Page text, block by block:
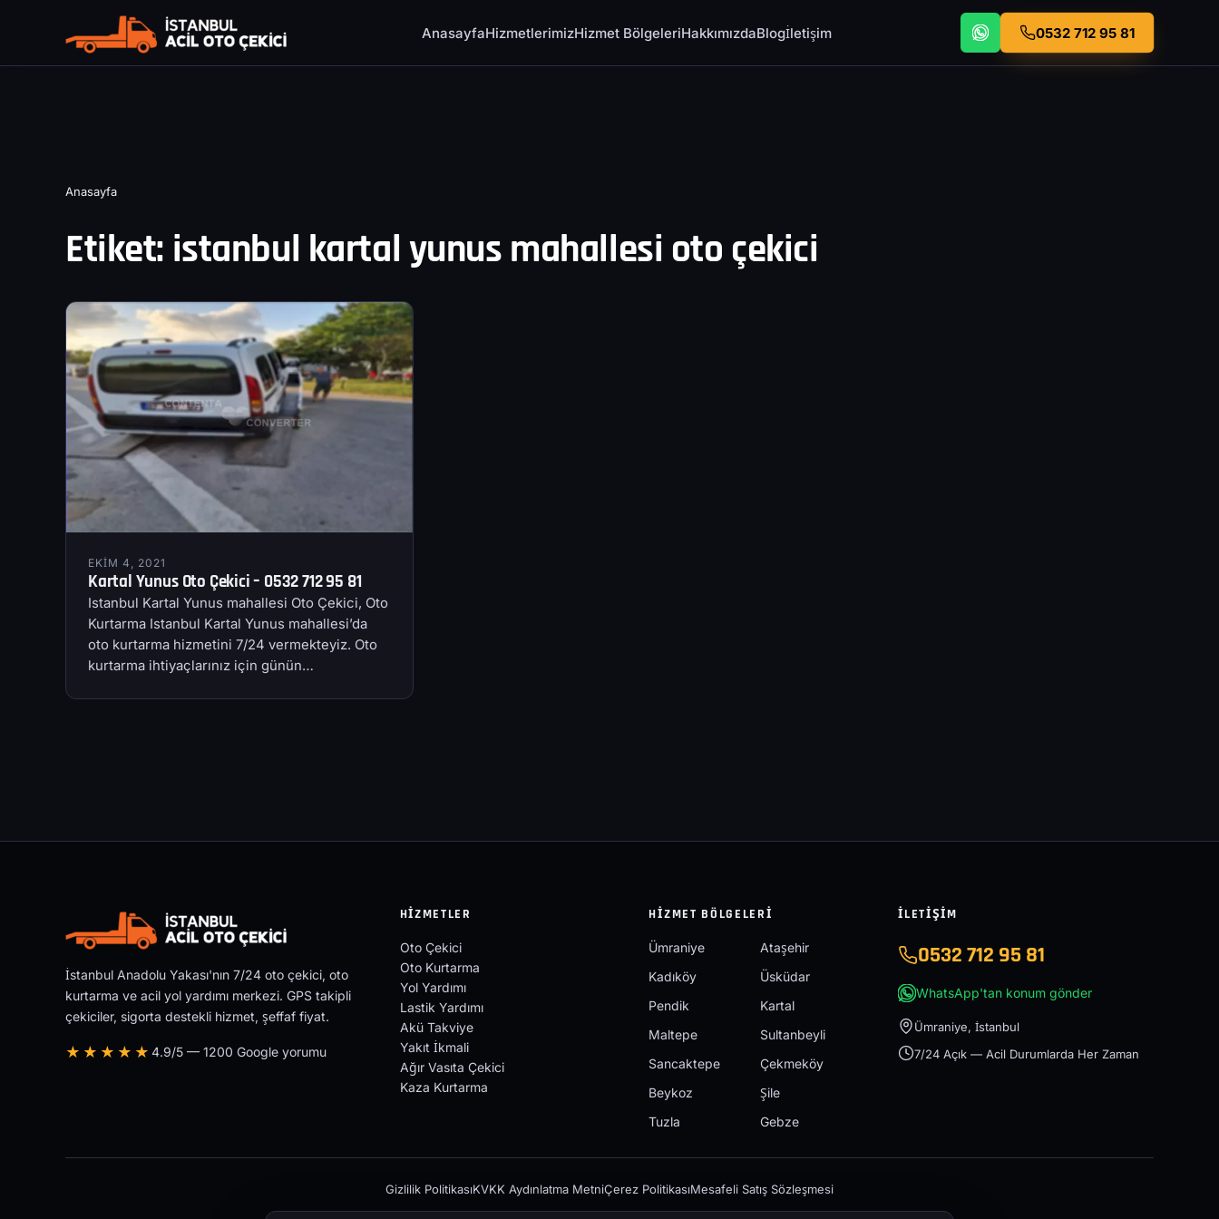
AnasayfaHizmetlerimizHizmet BölgeleriHakkımızdaBlogİletişim 0532 712 95 81
Anasayfa
Etiket: istanbul kartal yunus mahallesi oto çekici
EKIM 4, 2021
Kartal Yunus Oto Çekici – 0532 712 95 81
Istanbul Kartal Yunus mahallesi Oto Çekici, Oto
Kurtarma Istanbul Kartal Yunus mahallesi’da
oto kurtarma hizmetini 7/24 vermekteyiz. Oto
kurtarma ihtiyaçlarınız için günün…
İstanbul Anadolu Yakası'nın 7/24 oto çekici, oto
kurtarma ve acil yol yardımı merkezi. GPS takipli
çekiciler, sigorta destekli hizmet, şeffaf fiyat.
★★★★★ 4.9/5 — 1200 Google yorumu
HIZMETLER
Oto Çekici
Oto Kurtarma
Yol Yardımı
Lastik Yardımı
Akü Takviye
Yakıt İkmali
Ağır Vasıta Çekici
Kaza Kurtarma
HIZMET BÖLGELERI
Ümraniye
Ataşehir
Kadıköy
Üsküdar
Pendik
Kartal
Maltepe
Sultanbeyli
Sancaktepe
Çekmeköy
Beykoz
Şile
Tuzla
Gebze
İLETIŞIM
0532 712 95 81
WhatsApp'tan konum gönder
Ümraniye, İstanbul
7/24 Açık — Acil Durumlarda Her Zaman
Gizlilik PolitikasıKVKK Aydınlatma MetniÇerez PolitikasıMesafeli Satış Sözleşmesi